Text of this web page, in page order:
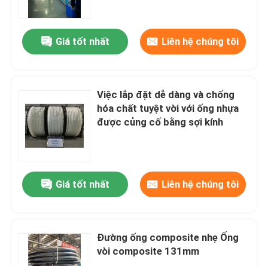
Giá tốt nhất Liên hệ chúng tôi
Việc lắp đặt dễ dàng và chống
hóa chất tuyệt vời với ống nhựa
được củng cố bằng sợi kính
Giá tốt nhất Liên hệ chúng tôi
Đường ống composite nhẹ Ống
vòi composite 131mm